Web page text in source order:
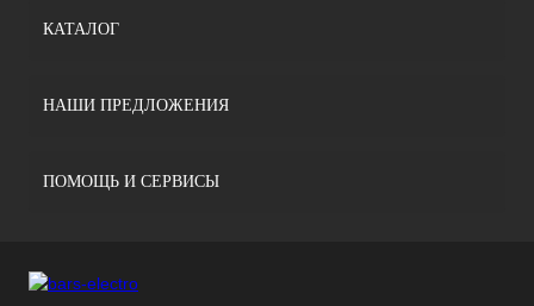
КАТАЛОГ
НАШИ ПРЕДЛОЖЕНИЯ
ПОМОЩЬ И СЕРВИСЫ